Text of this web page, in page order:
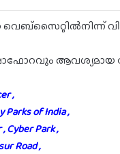
ആവശ്യമായ
,
Parks of India ,
Cyber Park ,
Road ,